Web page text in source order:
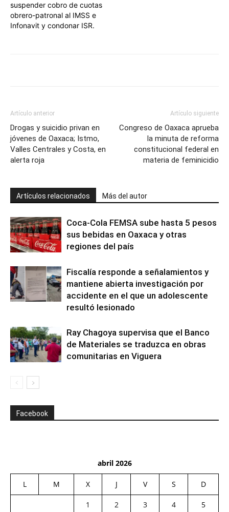
suspender cobro de cuotas
obrero-patronal al IMSS e
Infonavit y condonar ISR.
Artículo anterior
Drogas y suicidio privan en
jóvenes de Oaxaca; Istmo,
Valles Centrales y Costa, en
alerta roja
Artículo siguiente
Congreso de Oaxaca aprueba
la minuta de reforma
constitucional federal en
materia de feminicidio
Artículos relacionados Más del autor
Coca-Cola FEMSA sube hasta 5 pesos
sus bebidas en Oaxaca y otras
regiones del país
Fiscalía responde a señalamientos y
mantiene abierta investigación por
accidente en el que un adolescente
resultó lesionado
Ray Chagoya supervisa que el Banco
de Materiales se traduzca en obras
comunitarias en Viguera
Facebook
abril 2026
L M X J V S D
1 2 3 4
5